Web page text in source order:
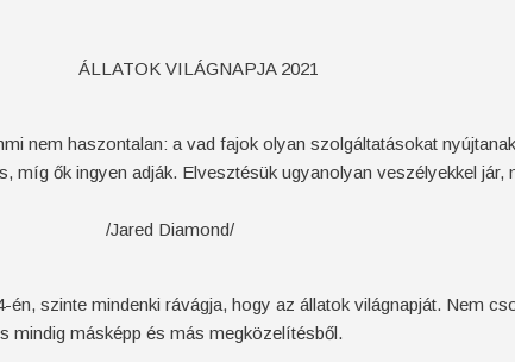
ÁLLATOK VILÁGNAPJA 2021
nem haszontalan: a vad fajok olyan szolgáltatásokat
míg ők ingyen adják. Elvesztésük ugyanolyan veszélyekkel jár,
szinte mindenki rávágja, hogy az állatok világnapját. Nem
mindig másképp és más megközelítésből.